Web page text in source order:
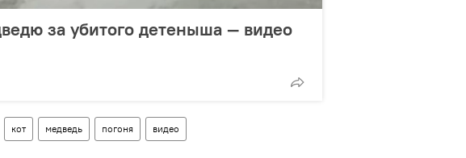
за убитого детеныша — видео
кот медведь погоня видео